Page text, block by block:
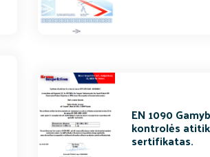
EN 1090
kontrolės
sertifikatas.